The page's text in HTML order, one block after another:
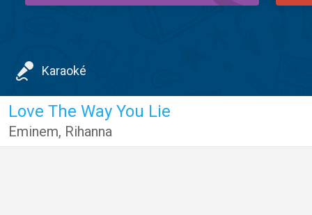
Karaoké
Love The Way You Lie
Eminem, Rihanna